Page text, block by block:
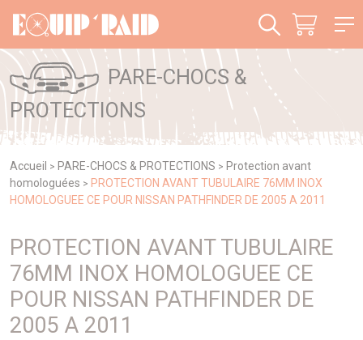
PARE-CHOCS &
PROTECTIONS
Accueil > PARE-CHOCS & PROTECTIONS > Protection avant
homologuées > PROTECTION AVANT TUBULAIRE 76MM INOX
HOMOLOGUEE CE POUR NISSAN PATHFINDER DE 2005 A 2011
PROTECTION AVANT TUBULAIRE
76MM INOX HOMOLOGUEE CE
POUR NISSAN PATHFINDER DE
2005 A 2011
Panneau de gestion des cookies